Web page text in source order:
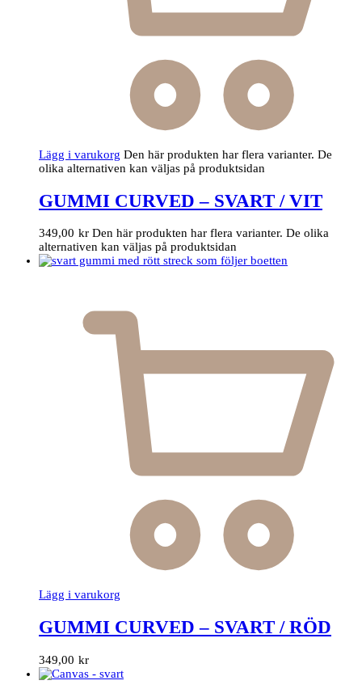
Lägg i varukorg Den här produkten har flera varianter. De
olika alternativen kan väljas på produktsidan
GUMMI CURVED – SVART / VIT
349,00 kr Den här produkten har flera varianter. De olika
alternativen kan väljas på produktsidan
Lägg i varukorg
GUMMI CURVED – SVART / RÖD
349,00 kr